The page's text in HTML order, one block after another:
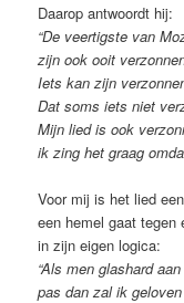
Daarop antwoordt hij:
“De veertigste van
zijn ook ooit
Iets kan zijn
Dat soms iets niet
Mijn lied is ook
ik zing het graag
Voor mij is het lied
een hemel gaat tegen
in zijn eigen logica:
“Als men glashard
pas dan zal ik